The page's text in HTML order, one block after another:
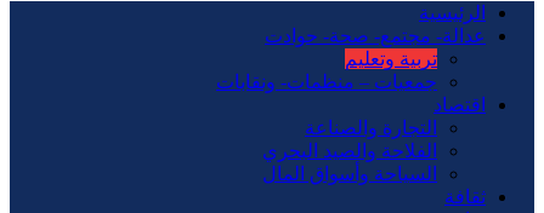
الرئيسية
عدالة- مجتمع- صحة- حوادت
تربية وتعليم
جمعيات – منظمات- ونقابات
اقتصاد
التجارة والصناعة
الفلاحة والصيد البحري
السياحة وأسواق المال
ثقافة